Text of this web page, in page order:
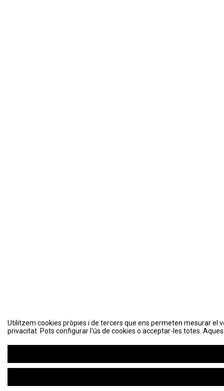
Utilitzem cookies pròpies i de tercers que ens permeten mesurar el
privacitat. Pots configurar l'ús de cookies o acceptar-les totes.
Utilitzem cookies pròpies i de tercers que ens permeten mesurar el
privacitat. Pots configurar l'ús de cookies o acceptar-les totes.